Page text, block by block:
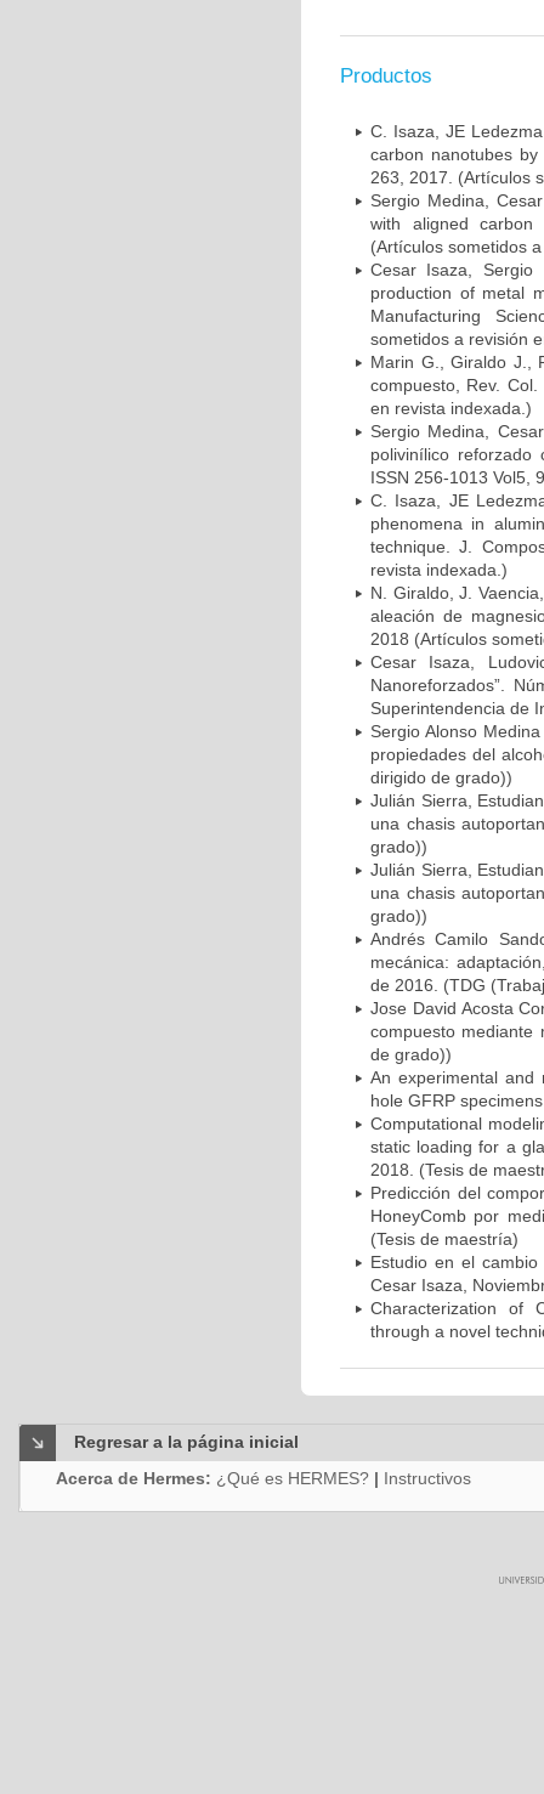
Productos
C. Isaza, JE
carbon nanotubes
263, 2017. (Artículos
Sergio Medina,
with aligned carbon
(Artículos sometidos
Cesar Isaza,
production of metal
Manufacturing
sometidos a revisión
Marin G., Giraldo J.,
compuesto, Rev.
en revista indexada.)
Sergio Medina,
polivinílico reforzado
ISSN 256-1013 Vol5,
C. Isaza, JE
phenomena in
technique. J.
revista indexada.)
N. Giraldo, J.
aleación de
2018 (Artículos
Cesar Isaza,
Nanoreforzados”.
Superintendencia de
Sergio Alonso
propiedades del
dirigido de grado))
Julián Sierra,
una chasis
grado))
Julián Sierra,
una chasis
grado))
Andrés Camilo
mecánica:
de 2016. (TDG
Jose David Acosta
compuesto mediante
de grado))
An experimental and
hole GFRP
Computational
static loading for a
2018. (Tesis de
Predicción del
HoneyComb por
(Tesis de maestría)
Estudio en el
Cesar Isaza,
Characterization of
through a novel
Regresar a la página inicial
Acerca de Hermes: ¿Qué es HERMES? | Instructivos